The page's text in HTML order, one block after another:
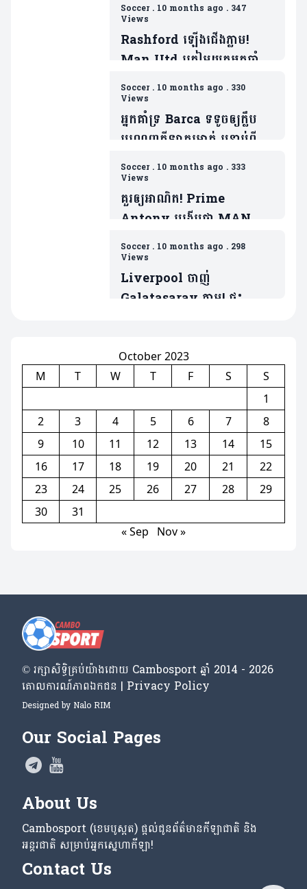
Soccer. 10 months ago . 347
Views
Rashford ឡើងជើងភ្លាម!
Man Utd ត្រៀមយកអ្នកចាំទី
ដ៏ឆ្នើមម្នាក់របស់ Barca ជា
ថ្នូរទិញលក់ផ្ដាច់កុងត្រា
Soccer. 10 months ago . 330
Views
អ្នកគាំទ្រ Barca ទទូចឲ្យក្លឹប
បណ្តេញកីឡាករម្នាក់ បន្ទាប់ពី
ចាញ់ PSG
Soccer. 10 months ago . 333
Views
គួរឲ្យអាណិត! Prime
Antony បង្ហើបថា MAN
UTD ធ្វើរឿងមួយដាក់ ដែលជា
ទង្វើមិនផ្តល់តម្លៃឲ្យខ្លួន
Soccer. 10 months ago . 298
Views
Liverpool ចាញ់
Galatasaray ភ្លាម! ផ្ទុះ
October 2023
M
T W T F S
S
1
2
3 4 5 6 7
8
9
10 11 12 13 14
15
16
17 18 19 20 21
22
23
24 25 26 27 28
29
30
31
« Sep
Nov »
© រក្សា​សិទ្ធិ​គ្រប់​យ៉ាង​ដោយ​ Cambosport ឆ្នាំ 2014 - 2026
គោលការណ៍​ភាព​ឯកជន | Privacy Policy
Designed by Nalo RIM
Our Social Pages
About Us
Cambosport (ខេមបូស្ពត) ផ្តល់ជូនព័ត៌មានកីឡាជាតិ និង
អន្តរជាតិ សម្រាប់អ្នកស្នេហាកីឡា!
Contact Us